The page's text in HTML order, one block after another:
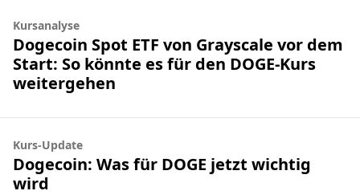
Kursanalyse
Dogecoin Spot ETF von Grayscale vor dem
Start: So könnte es für den DOGE-Kurs
weitergehen
Kurs-Update
Dogecoin: Was für DOGE jetzt wichtig
wird